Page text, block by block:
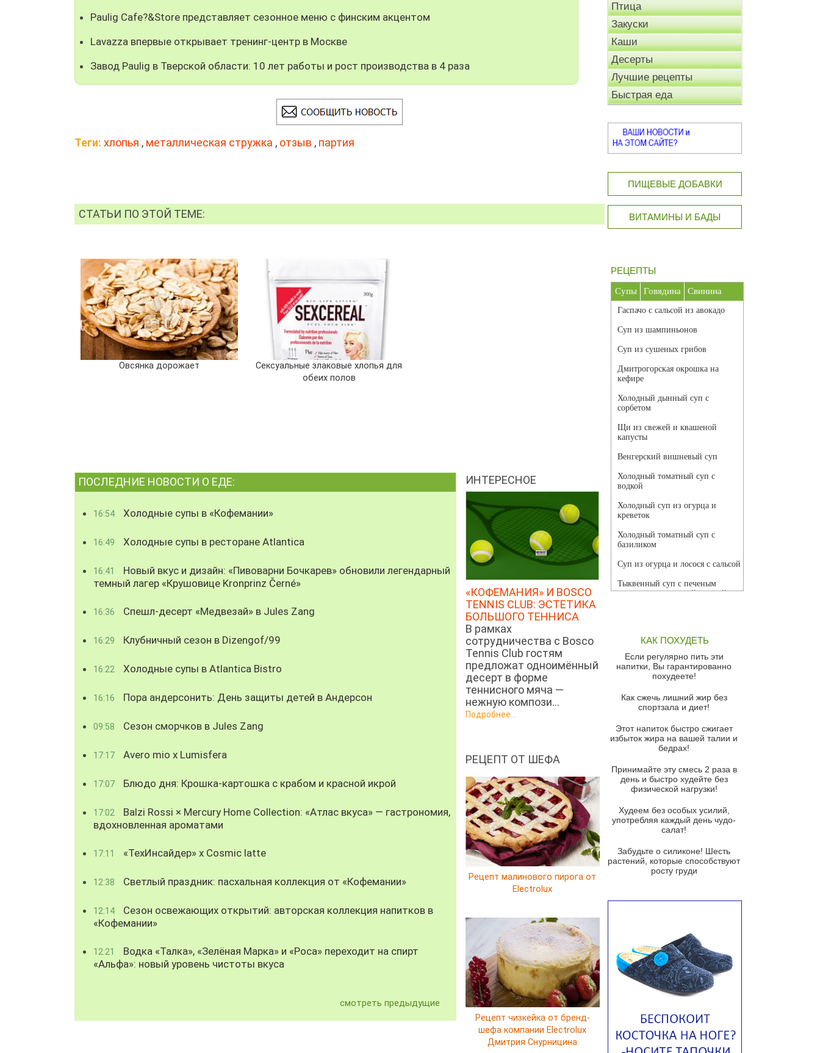
Paulig Cafe?&Store представляет сезонное меню с финским акцентом
Lavazza впервые открывает тренинг-центр в Москве
Завод Paulig в Тверской области: 10 лет работы и рост производства в 4 раза
Теги: хлопья , металлическая стружка , отзыв , партия
СТАТЬИ ПО ЭТОЙ ТЕМЕ:
Овсянка дорожает
Сексуальные злаковые хлопья для
обеих полов
ПОСЛЕДНИЕ НОВОСТИ О ЕДЕ:
16:54 Холодные супы в «Кофемании»
16:49 Холодные супы в ресторане Atlantica
16:41
Новый вкус и дизайн: «Пивоварни Бочкарев» обновили легендарный
темный лагер «Крушовице Kronprinz Černé»
16:36 Спешл-десерт «Медвезай» в Jules Zang
16:29 Клубничный сезон в Dizengof/99
16:22 Холодные супы в Atlantica Bistro
16:16 Пора андерсонить: День защиты детей в Андерсон
09:58 Сезон сморчков в Jules Zang
17:17 Avero mio x Lumisfera
17:07 Блюдо дня: Крошка-картошка с крабом и красной икрой
17:02
Balzi Rossi × Mercury Home Collection: «Атлас вкуса» — гастрономия,
вдохновленная ароматами
17:11 «ТехИнсайдер» х Cosmic latte
12:38 Светлый праздник: пасхальная коллекция от «Кофемании»
12:14
Сезон освежающих открытий: авторская коллекция напитков в
«Кофемании»
12:21
Водка «Талка», «Зелёная Марка» и «Роса» переходит на спирт
«Альфа»: новый уровень чистоты вкуса
смотреть предыдущие
ИНТЕРЕСНОЕ
«КОФЕМАНИЯ» И BOSCO
TENNIS CLUB: ЭСТЕТИКА
БОЛЬШОГО ТЕННИСА
В рамках
сотрудничества с Bosco
Tennis Club гостям
предложат одноимённый
десерт в форме
теннисного мяча —
нежную компози...
Подробнее...
РЕЦЕПТ ОТ ШЕФА
Рецепт малинового пирога от
Electrolux
Рецепт чизкейка от бренд-
шефа компании Electrolux
Дмитрия Снурницина
Птица
Закуски
Каши
Десерты
Лучшие рецепты
Быстрая еда
ПИЩЕВЫЕ ДОБАВКИ
ВИТАМИНЫ И БАДЫ
РЕЦЕПТЫ
Супы Говядина Свинина
Гаспачо с сальсой из авокадо
Суп из шампиньонов
Суп из сушеных грибов
Дмитрогорская окрошка на
кефире
Холодный дынный суп с
сорбетом
Щи из свежей и квашеной
капусты
Венгерский вишневый суп
Холодный томатный суп с
водкой
Холодный суп из огурца и
креветок
Холодный томатный суп с
базиликом
Суп из огурца и лосося с сальсой
Тыквенный суп с печеным
чесноком и томатной сальсой
красного перца
Парижский луковый суп
Суп из спаржи и горошка с
Суп-крем из цветной капусты
Французский луковый суп
Суп из баклажанов с моцареллой
Грибной крем-суп с кростини с
козьим сыром
Суп мисо с зеленым луком и
тофу
из рукколы
Португальский чесночный суп с
Ирландский картофельный суп
Суп из пастернака
Пряный морковный суп во время
зимних холодов
Американский суп из красной
фасоли с сальсой гуакамоле
КАК ПОХУДЕТЬ
Если регулярно пить эти
напитки, Вы гарантированно
похудеете!
Как сжечь лишний жир без
спортзала и диет!
Этот напиток быстро сжигает
избыток жира на вашей талии и
бедрах!
Принимайте эту смесь 2 раза в
день и быстро худейте без
физической нагрузки!
Худеем без особых усилий,
употребляя каждый день чудо-
салат!
Забудьте о силиконе! Шесть
растений, которые способствуют
росту груди